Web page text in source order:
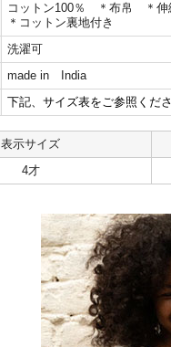
コットン100％ ＊布帛 ＊伸
＊コットン裏地付き
洗濯可
made in India
下記、サイズ表をご参照くださ
表示サイズ
4才